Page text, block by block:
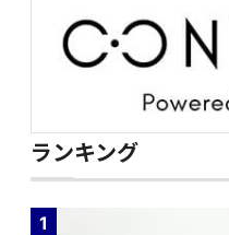
ランキング
1